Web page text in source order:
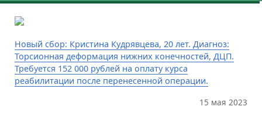
Новый сбор: Кристина Кудрявцева, 20 лет. Диагноз:
Торсионная деформация нижних конечностей, ДЦП.
Требуется 152 000 рублей на оплату курса
реабилитации после перенесенной операции.
15 мая 2023